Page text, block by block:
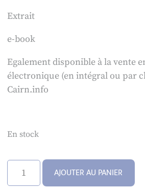
Extrait
e-book
Egalement disponible à la vente
électronique (en intégral ou par
Cairn.info
En stock
AJOUTER AU PANIER